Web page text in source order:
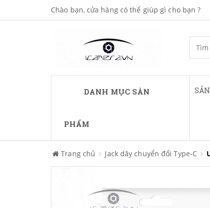
Chào bạn, cửa hàng có thể giúp gì cho bạn ?
DANH MỤC SẢN
PHẨM
Trang chủ Jack dây chuyển đổi Type-C